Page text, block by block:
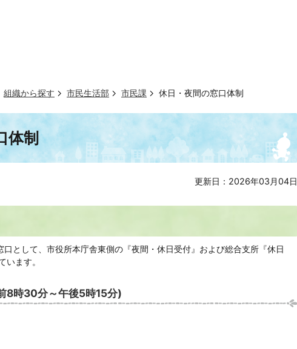
組織から探す 市民生活部 市民課 休日・夜間の窓口体制
体制
更新日：2026年03月04日
として、市役所本庁舎東側の『夜間・休日受付』および総合支所『休日
います。
8時30分～午後5時15分)